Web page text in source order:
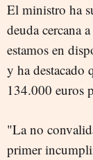
El ministro ha
deuda cercana
estamos en
y ha destacado
134.000 euros
"La no
primer